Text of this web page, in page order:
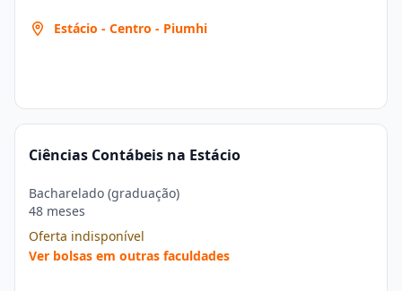
Estácio - Centro - Piumhi
Ciências Contábeis na Estácio
Bacharelado (graduação)
48 meses
Oferta indisponível
Ver bolsas em outras faculdades